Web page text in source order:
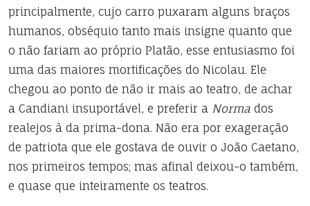
principalmente, cujo carro puxaram alguns braços
humanos, obséquio tanto mais insigne quanto que
o não fariam ao próprio Platão, esse entusiasmo foi
uma das maiores mortificações do Nicolau. Ele
chegou ao ponto de não ir mais ao teatro, de achar
a Candiani insuportável, e preferir a Norma dos
realejos à da prima-dona. Não era por exageração
de patriota que ele gostava de ouvir o João Caetano,
nos primeiros tempos; mas afinal deixou-o também,
e quase que inteiramente os teatros.